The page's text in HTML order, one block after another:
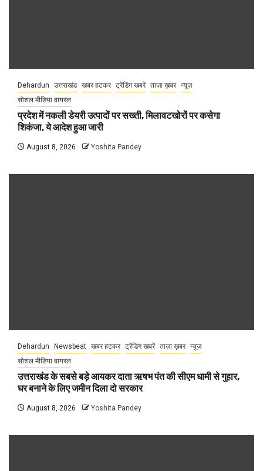
Dehardun उत्तराखंड खबर हटकर ट्रेंडिंग खबरें ताज़ा ख़बर न्यूज़
सोशल मीडिया वायरल
प्रदेश में नकली डेयरी उत्पादों पर सख्ती, मिलावटखोरों पर कसेगा
शिकंजा, ये आदेश हुआ जारी
August 8, 2026 Yoshita Pandey
Dehardun Newsbeat खबर हटकर ट्रेंडिंग खबरें ताज़ा ख़बर न्यूज़
सोशल मीडिया वायरल
उत्तराखंड के सबसे बड़े आयकर दाता ऋषभ पंत की सीएम धामी से गुहार,
घर बनाने के लिए जमीन दिला दो सरकार
August 8, 2026 Yoshita Pandey